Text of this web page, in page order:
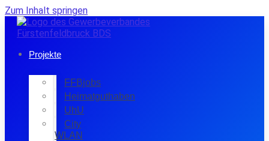
Zum Inhalt springen
Projekte
FFBjobs
Heimatguthaben
UhU
City
WLAN